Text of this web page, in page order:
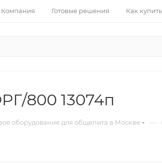
Компания Готовые решения Как купить
800 13074п
оборудование для общепита в Москве —